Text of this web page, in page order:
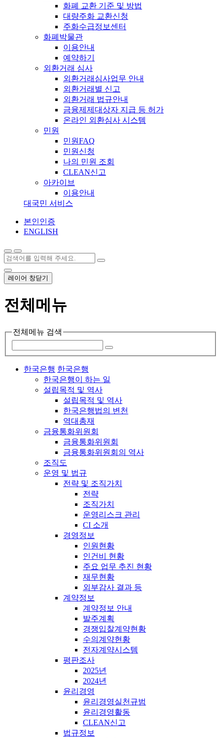
화폐 교환 기준 및 방법
대량주화 교환신청
주화수급정보센터
화폐박물관
이용안내
예약하기
외환거래 심사
외환거래심사업무 안내
외환거래별 신고
외환거래 법규안내
금융제제대상자 지급 등 허가
온라인 외환심사 시스템
민원
민원FAQ
민원신청
나의 민원 조회
CLEAN신고
아카이브
이용안내
대국민 서비스
본인인증
ENGLISH
레이어 창닫기
전체메뉴
전체메뉴 검색
한국은행 한국은행
한국은행이 하는 일
설립목적 및 역사
설립목적 및 역사
한국은행법의 변천
역대총재
금융통화위원회
금융통화위원회
금융통화위원회의 역사
조직도
운영 및 법규
전략 및 조직가치
전략
조직가치
운영리스크 관리
CI 소개
경영정보
인원현황
인건비 현황
주요 업무 추진 현황
재무현황
외부감사 결과 등
계약정보
계약정보 안내
발주계획
경쟁입찰계약현황
수의계약현황
전자계약시스템
평판조사
2025년
2024년
윤리경영
윤리경영실천규범
윤리경영활동
CLEAN신고
법규정보